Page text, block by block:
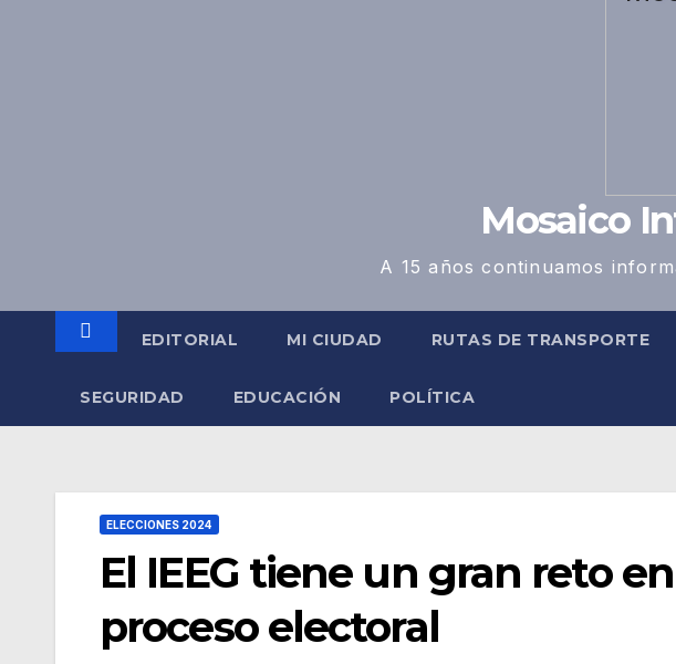
Mosaico
A 15 años continuamos
EDITORIAL MI CIUDAD RUTAS DE TRANSPORTE
SEGURIDAD EDUCACIÓN POLÍTICA
ELECCIONES 2024
El IEEG tiene un gran reto
proceso electoral